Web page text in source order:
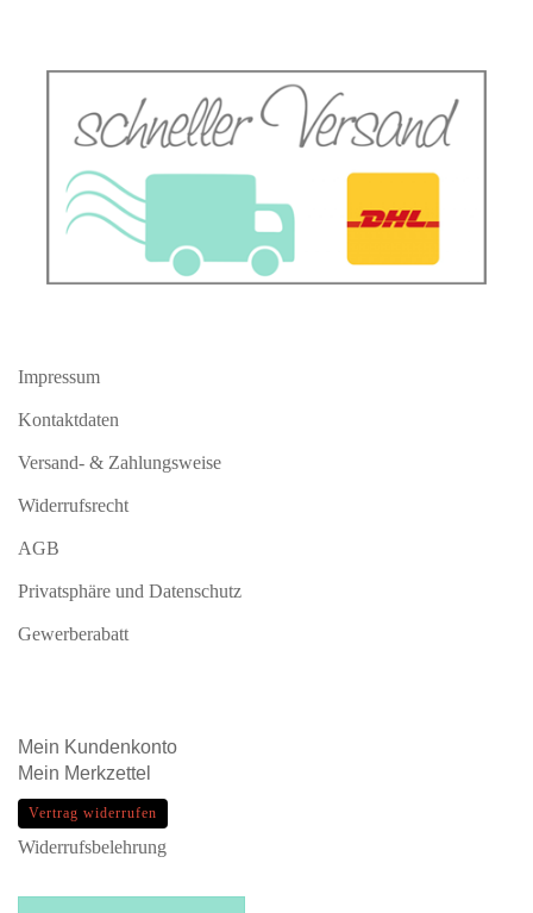
Impressum
Kontaktdaten
Versand- & Zahlungsweise
Widerrufsrecht
AGB
Privatsphäre und Datenschutz
Gewerberabatt
Mein Kundenkonto
Mein Merkzettel
Vertrag widerrufen
Widerrufsbelehrung